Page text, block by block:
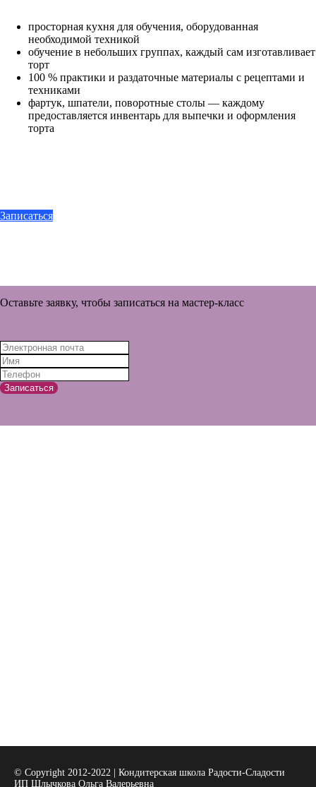
просторная кухня для обучения, оборудованная
необходимой техникой
обучение в небольших группах, каждый сам изготавливает
торт
100 % практики и раздаточные материалы с рецептами и
техниками
фартук, шпатели, поворотные столы — каждому
предоставляется инвентарь для выпечки и оформления
торта
Записаться
Оставьте заявку, чтобы записаться на мастер-класс
Записаться
© Copyright 2012-2022 | Кондитерская школа Радости-Сладости
ИП Шлычкова Ольга Валерьевна